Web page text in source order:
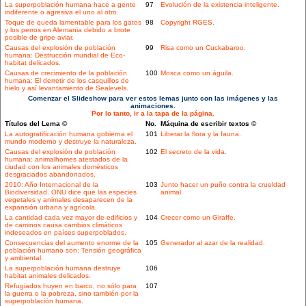
La superpoblación humana hace a gente
indiferente o agresiva el uno al otro.
97 Evolución de la existencia inteligente.
Toque de queda lamentable para los gatos
y los perros en Alemania debido a brote
posible de gripe aviar.
98 Copyright RGES.
Causas del explosión de población
humana: Destrucción mundial de Eco-
habitat delicados.
99 Risa como un Cuckabaroo.
Causas de crecimiento de la población
humana: El derretir de los casquillos de
hielo y así levantamiento de Sealevels.
100 Mosca como un águila.
Comenzar el Slideshow para ver estos lemas junto con las imágenes y las
animaciones.
Por lo tanto, ir a la tapa de la página.
Títulos del Lema ©
No. Máquina de escribir textos ©
La autogratificación humana gobierna el
mundo moderno y destruye la naturaleza.
101 Liberar la flora y la fauna.
Causas del explosión de población
humana: animalhomes atestados de la
ciudad con los animales domésticos
desgraciados abandonados.
102 El secreto de la vida.
2010: Año Internacional de la
Biodiversidad. ONU dice que las especies
vegetales y animales desaparecen de la
expansión urbana y agrícola.
103 Junto hacer un puño contra la crueldad
animal.
La cantidad cada vez mayor de edificios y
de caminos causa cambios climáticos
indeseados en países superpoblados.
104 Crecer como un Giraffe.
Consecuencias del aumento enorme de la
población humano son: Tensión geográfica
y ambiental.
105 Generador al azar de la realidad.
La superpoblación humana destruye
habitat animales delicados.
106
Refugiados huyen en barco, no sólo para
la guerra o la pobreza, sino también por la
superpoblación humana.
107